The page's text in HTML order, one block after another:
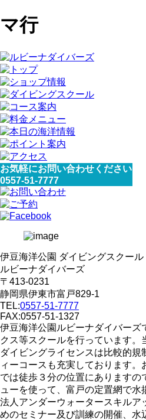
マ行
お気軽にお問い合わせください
0557-51-7777
伊豆海洋公園 ダイビングスクール
ルビーナダイバーズ
〒413-0231
静岡県伊東市富戸829-1
TEL:0557-51-7777
FAX:0557-51-1327
伊豆海洋公園ルビーナダイバー
クス等スクールを行っています
ダイビングライセンスは比較的
ィーコースも充実しております
では徒歩３分の位置にあります
ューを使って、富戸の定置網で
法人アンダーウォータースキル
めのセミナー及び訓練の開催、